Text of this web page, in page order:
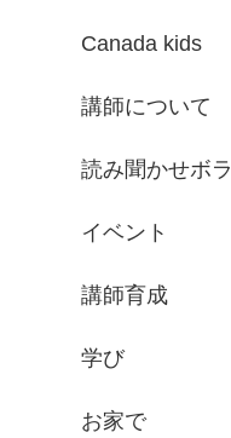
Canada kids
講師について
読み聞かせボ
イベント
講師育成
学び
お家で